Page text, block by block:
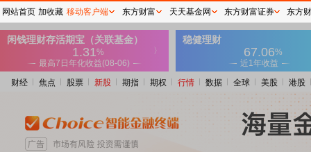
财经 焦点 股票 新股 期指 期权 行情 数据 全球 美股 港股
网站首页 加收藏 移动客户端 东方财富 天天基金网 东方财富证券 东方